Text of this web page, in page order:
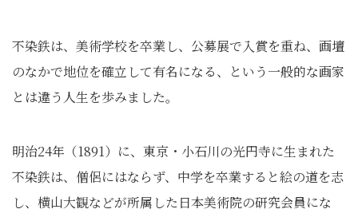
不染鉄は、美術学校を卒業し、公募展で入賞を重ね、画壇
のなかで地位を確立して有名になる、という一般的な画家
とは違う人生を歩みました。
明治24年（1891）に、東京・小石川の光円寺に生まれた
不染鉄は、僧侶にはならず、中学を卒業すると絵の道を志
し、横山大観などが所属した日本美術院の研究会員にな